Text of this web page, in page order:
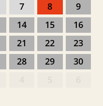
7 8
9
14 15
16
21 22
23
28 29
30